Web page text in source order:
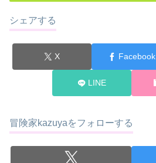
シェアする
X Facebook
LINE
冒険家kazuyaをフォローする